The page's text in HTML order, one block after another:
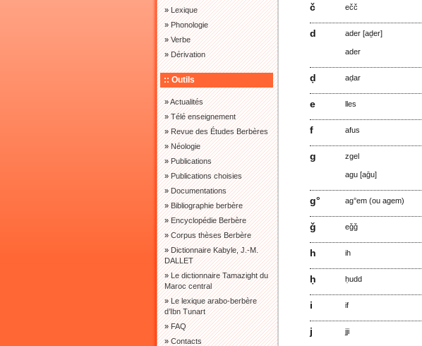
»Lexique
»Phonologie
»Verbe
»Dérivation
:: Outils
»Actualités
»Télé enseignement
»Revue des Études Berbères
»Néologie
»Publications
»Publications choisies
»Documentations
»Bibliographie berbère
»Encyclopédie Berbère
»Corpus thèses Berbère
»Dictionnaire Kabyle, J.-M.
DALLET
»Le dictionnaire Tamazight du
Maroc central
»Le lexique arabo-berbère
d’Ibn Tunart
»FAQ
»Contacts
č ečč
d ader [aḏer]
ader
ḍ aḍar
e lles
f afus
g zgel
agu [aḡu]
g° ag°em (ou agem)
ǧ eǧǧ
h ih
ḥ ḥudd
i if
j jji